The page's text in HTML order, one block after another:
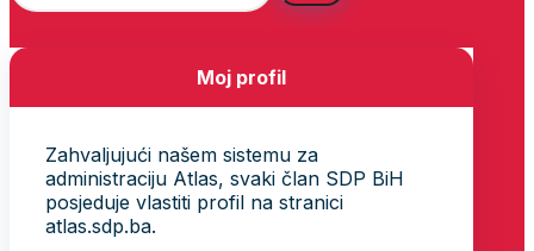
Moj profil
Zahvaljujući našem sistemu za
administraciju Atlas, svaki član SDP BiH
posjeduje vlastiti profil na stranici
atlas.sdp.ba.